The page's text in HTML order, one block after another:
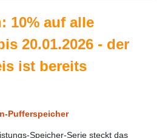
10% auf alle
20.01.2026 - der
ist bereits
Pufferspeicher
Speicher-Serie steckt das